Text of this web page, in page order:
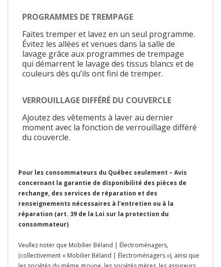
PROGRAMMES DE TREMPAGE
Faites tremper et lavez en un seul programme.
Évitez les allées et venues dans la salle de
lavage grâce aux programmes de trempage
qui démarrent le lavage des tissus blancs et de
couleurs dès qu’ils ont fini de tremper.
VERROUILLAGE DIFFÉRÉ DU COUVERCLE
Ajoutez des vêtements à laver au dernier
moment avec la fonction de verrouillage différé
du couvercle.
Pour les consommateurs du Québec seulement – Avis
concernant la garantie de disponibilité des pièces de
rechange, des services de réparation et des
renseignements nécessaires à l’entretien ou à la
réparation (art. 39 de la Loi sur la protection du
consommateur)
Veullez noter que Mobilier Béland | Électroménagers,
(collectivement « Mobilier Béland | Électroménagers »), ainsi que